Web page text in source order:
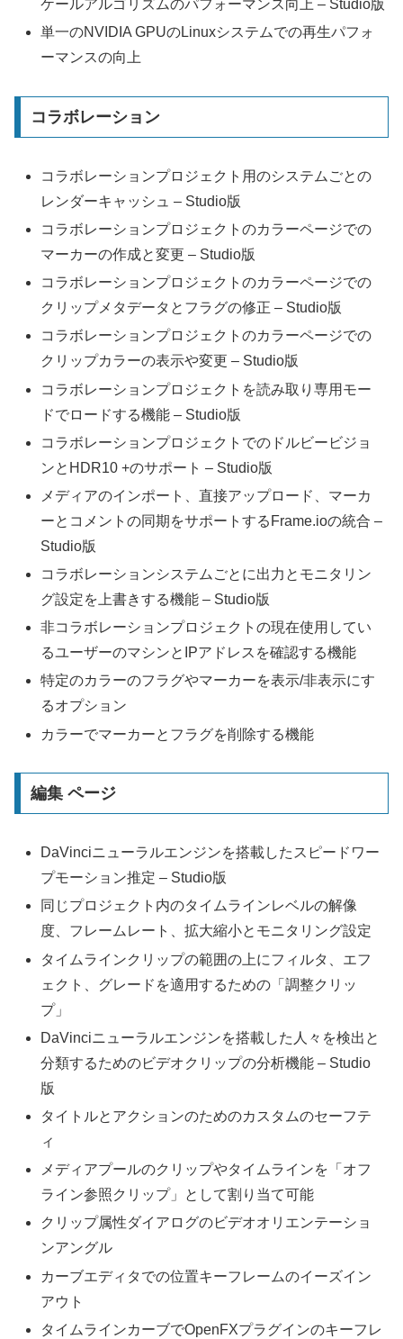
ケールアルゴリズムのパフォーマンス向上 – Studio版
単一のNVIDIA GPUのLinuxシステムでの再生パフォ
ーマンスの向上
コラボレーション
コラボレーションプロジェクト用のシステムごとの
レンダーキャッシュ – Studio版
コラボレーションプロジェクトのカラーページでの
マーカーの作成と変更 – Studio版
コラボレーションプロジェクトのカラーページでの
クリップメタデータとフラグの修正 – Studio版
コラボレーションプロジェクトのカラーページでの
クリップカラーの表示や変更 – Studio版
コラボレーションプロジェクトを読み取り専用モー
ドでロードする機能 – Studio版
コラボレーションプロジェクトでのドルビービジョ
ンとHDR10 +のサポート – Studio版
メディアのインポート、直接アップロード、マーカ
ーとコメントの同期をサポートするFrame.ioの統合 –
Studio版
コラボレーションシステムごとに出力とモニタリン
グ設定を上書きする機能 – Studio版
非コラボレーションプロジェクトの現在使用してい
るユーザーのマシンとIPアドレスを確認する機能
特定のカラーのフラグやマーカーを表示/非表示にす
るオプション
カラーでマーカーとフラグを削除する機能
編集 ページ
DaVinciニューラルエンジンを搭載したスピードワー
プモーション推定 – Studio版
同じプロジェクト内のタイムラインレベルの解像
度、フレームレート、拡大縮小とモニタリング設定
タイムラインクリップの範囲の上にフィルタ、エフ
ェクト、グレードを適用するための「調整クリッ
プ」
DaVinciニューラルエンジンを搭載した人々を検出と
分類するためのビデオクリップの分析機能 – Studio
版
タイトルとアクションのためのカスタムのセーフテ
ィ
メディアプールのクリップやタイムラインを「オフ
ライン参照クリップ」として割り当て可能
クリップ属性ダイアログのビデオオリエンテーショ
ンアングル
カーブエディタでの位置キーフレームのイーズイン
アウト
タイムラインカーブでOpenFXプラグインのキーフレ